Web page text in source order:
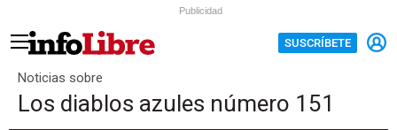
Publicidad
SUSCRÍBETE
Noticias sobre
Los diablos azules número 151